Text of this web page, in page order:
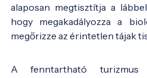
alaposan megtisztítja a
hogy megakadályozza a
megőrizze az érintetlen tájak
A fenntartható